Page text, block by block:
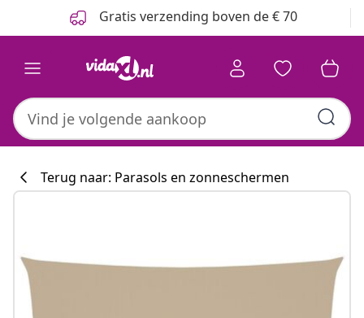
Gratis verzending boven de € 70
Terug naar: Parasols en zonneschermen